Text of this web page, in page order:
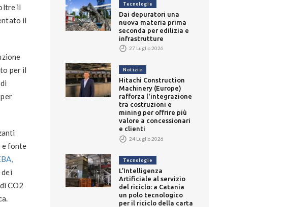
il
il
per il
e fonte
CO2
Tecnologie
Dai depuratori una
nuova materia prima
seconda per edilizia e
infrastrutture
27 Luglio 2026
Notizie
Hitachi Construction
Machinery (Europe)
rafforza l'integrazione
tra costruzioni e
mining per offrire più
valore a concessionari
e clienti
24 Luglio 2026
Tecnologie
L’Intelligenza
Artificiale al servizio
del riciclo: a Catania
un polo tecnologico
per il riciclo della carta